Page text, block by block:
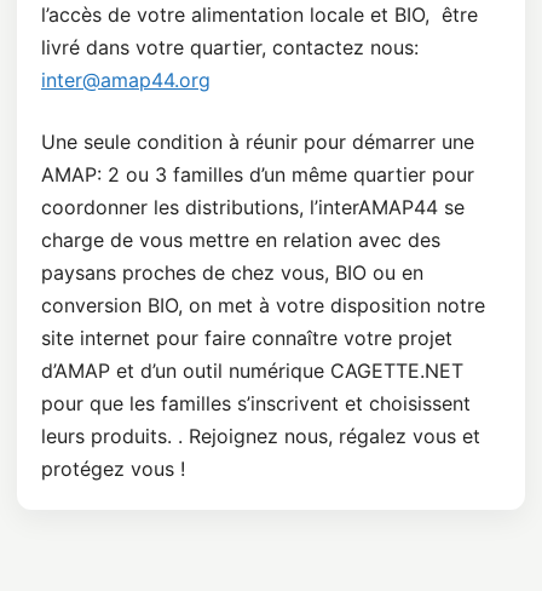
l’accès de votre alimentation locale et BIO, être
livré dans votre quartier, contactez nous:
inter@amap44.org
Une seule condition à réunir pour démarrer une
AMAP: 2 ou 3 familles d’un même quartier pour
coordonner les distributions, l’interAMAP44 se
charge de vous mettre en relation avec des
paysans proches de chez vous, BIO ou en
conversion BIO, on met à votre disposition notre
site internet pour faire connaître votre projet
d’AMAP et d’un outil numérique CAGETTE.NET
pour que les familles s’inscrivent et choisissent
leurs produits. . Rejoignez nous, régalez vous et
protégez vous !